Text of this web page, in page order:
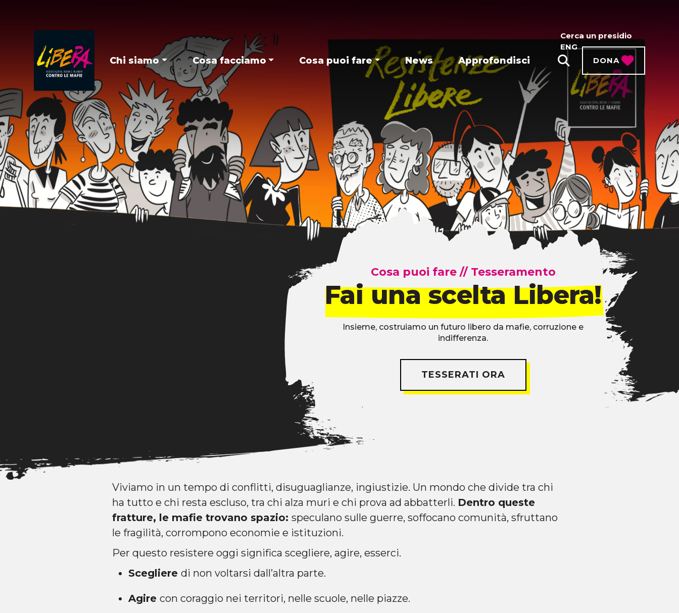
Cerca un presidio
ENG
DONA
Chi siamo Cosa facciamo Cosa puoi fare News Approfondisci
Cosa puoi fare //Tesseramento
Fai una scelta Libera!
Insieme, costruiamo un futuro libero da mafie, corruzione e
indifferenza.
TESSERATI ORA
Viviamo in un tempo di conflitti, disuguaglianze, ingiustizie. Un mondo che divide tra chi
ha tutto e chi resta escluso, tra chi alza muri e chi prova ad abbatterli. Dentro queste
fratture, le mafie trovano spazio: speculano sulle guerre, soffocano comunità, sfruttano
le fragilità, corrompono economie e istituzioni.
Per questo resistere oggi significa scegliere, agire, esserci.
Scegliere di non voltarsi dall’altra parte.
Agire con coraggio nei territori, nelle scuole, nelle piazze.